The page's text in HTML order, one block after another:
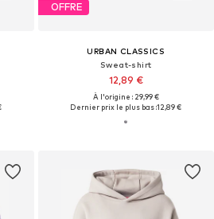
OFFRE
URBAN CLASSICS
Sweat-shirt
12,89 €
À l'origine : 29,99 €
Dernier prix le plus bas :12,89 €